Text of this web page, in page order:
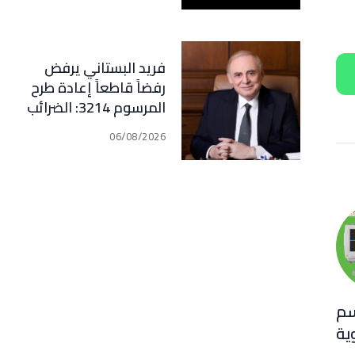
فريد البستاني يرفض
رفضاً قاطعاً إعادة طرح
المرسوم 3214: الضرائب
الجديدة تعرقل التعافي
الاقتصادي وتناقض
06/08/2026